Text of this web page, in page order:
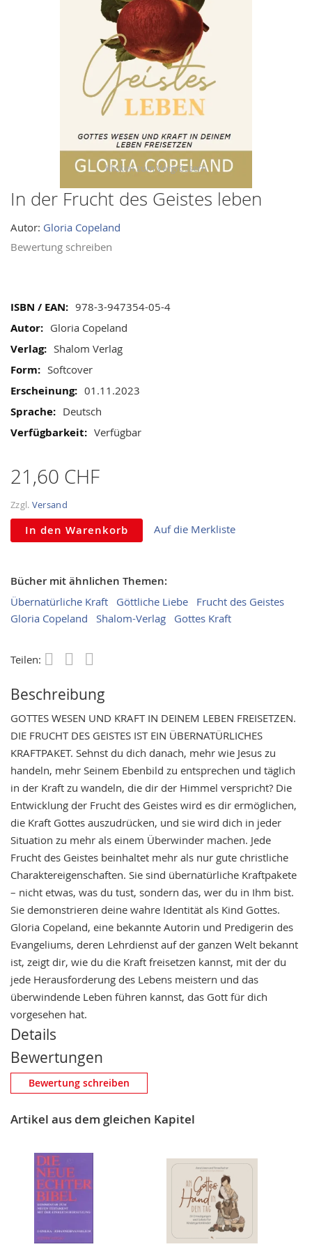
In der Frucht des Geistes leben
Autor: Gloria Copeland
Bewertung schreiben
Mehr
Informationen
978-3-947354-05-4
Gloria Copeland
Shalom Verlag
Softcover
01.11.2023
Deutsch
Verfügbar
21,60 CHF
Zzgl. Versand
In den Warenkorb Auf die Merkliste
Bücher mit ähnlichen Themen:
Übernatürliche Kraft Göttliche Liebe
Frucht des Geistes
Gloria Copeland
Shalom-Verlag Gottes Kraft
Teilen:
Skip
the
beginning
gallery
Beschreibung
GOTTES WESEN UND KRAFT IN DEINEM LEBEN FREISETZEN.
DIE FRUCHT DES GEISTES IST EIN ÜBERNATÜRLICHES
KRAFTPAKET. Sehnst du dich danach, mehr wie Jesus zu
handeln, mehr Seinem Ebenbild zu entsprechen und täglich
in der Kraft zu wandeln, die dir der Himmel verspricht? Die
Entwicklung der Frucht des Geistes wird es dir ermöglichen,
die Kraft Gottes auszudrücken, und sie wird dich in jeder
Situation zu mehr als einem Überwinder machen. Jede
Frucht des Geistes beinhaltet mehr als nur gute christliche
Charaktereigenschaften. Sie sind übernatürliche Kraftpakete
– nicht etwas, was du tust, sondern das, wer du in Ihm bist.
Sie demonstrieren deine wahre Identität als Kind Gottes.
Gloria Copeland, eine bekannte Autorin und Predigerin des
Evangeliums, deren Lehrdienst auf der ganzen Welt bekannt
ist, zeigt dir, wie du die Kraft freisetzen kannst, mit der du
jede Herausforderung des Lebens meistern und das
überwindende Leben führen kannst, das Gott für dich
vorgesehen hat.
Details
Bewertungen
Eigene Bewertung schreiben
Nickname
Zusammenfassung
Bewertung
Bewertung schreiben
Artikel aus dem gleichen Kapitel